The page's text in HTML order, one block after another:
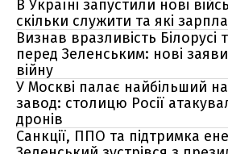
В Україні запустили нові
скільки служити та які
Визнав вразливість Білорусі
перед Зеленським: нові
війну
У Москві палає найбільший
завод: столицю Росії
дронів
Санкції, ППО та підтримка